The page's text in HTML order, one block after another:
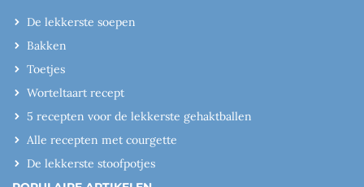
De lekkerste soepen
Bakken
Toetjes
Worteltaart recept
5 recepten voor de lekkerste gehaktballen
Alle recepten met courgette
De lekkerste stoofpotjes